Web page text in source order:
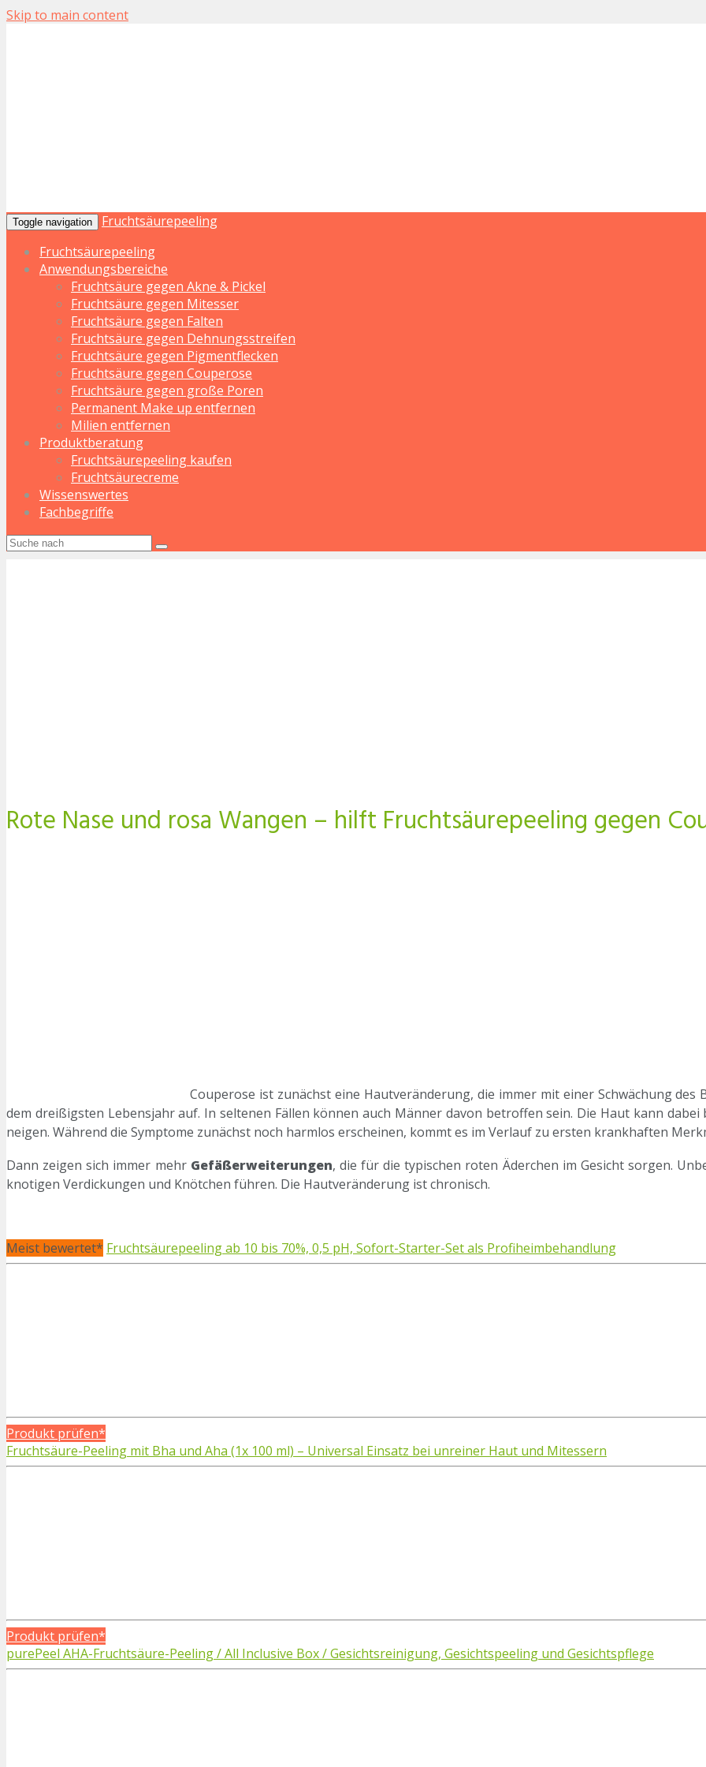
Skip to main content
Toggle navigation
Fruchtsäurepeeling
Fruchtsäurepeeling
Anwendungsbereiche
Fruchtsäure gegen Akne & Pickel
Fruchtsäure gegen Mitesser
Fruchtsäure gegen Falten
Fruchtsäure gegen Dehnungsstreifen
Fruchtsäure gegen Pigmentflecken
Fruchtsäure gegen Couperose
Fruchtsäure gegen große Poren
Permanent Make up entfernen
Milien entfernen
Produktberatung
Fruchtsäurepeeling kaufen
Fruchtsäurecreme
Wissenswertes
Fachbegriffe
Rote Nase und rosa Wangen – hilft Fruchtsäurepeeling gegen
Couperose ist zunächst eine Hautveränderung, die immer mit einer Schwächung
dem dreißigsten Lebensjahr auf. In seltenen Fällen können auch Männer davon betroffen sein. Die Haut kann
neigen. Während die Symptome zunächst noch harmlos erscheinen, kommt es im Verlauf zu ersten krankhaften
Dann zeigen sich immer mehr Gefäßerweiterungen, die für die typischen roten Äderchen im Gesicht sorgen.
knotigen Verdickungen und Knötchen führen. Die Hautveränderung ist chronisch.
Meist bewertet* Fruchtsäurepeeling ab 10 bis 70%, 0,5 pH, Sofort-Starter-Set als Profiheimbehandlung
Produkt prüfen*
Fruchtsäure-Peeling mit Bha und Aha (1x 100 ml) – Universal Einsatz bei unreiner Haut und Mitessern
Produkt prüfen*
purePeel AHA-Fruchtsäure-Peeling / All Inclusive Box / Gesichtsreinigung, Gesichtspeeling und Gesichtspflege